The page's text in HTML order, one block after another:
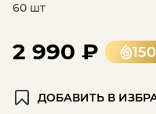
60 шт
2 990 ₽ 150
ДОБАВИТЬ В